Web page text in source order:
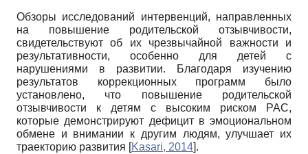
Обзоры исследований интервенций, направленных
на повышение родительской отзывчивости,
свидетельствуют об их чрезвычайной важности и
результативности, особенно для детей с
нарушениями в развитии. Благодаря изучению
результатов коррекционных программ было
установлено, что повышение родительской
отзывчивости к детям с высоким риском РАС,
которые демонстрируют дефицит в эмоциональном
обмене и внимании к другим людям, улучшает их
траекторию развития [Kasari, 2014].